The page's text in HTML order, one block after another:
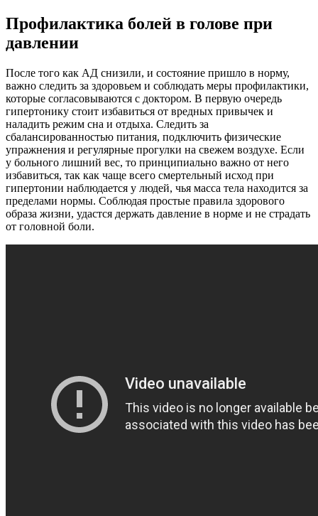
Профилактика болей в голове при
давлении
После того как АД снизили, и состояние пришло в норму,
важно следить за здоровьем и соблюдать меры профилактики,
которые согласовываются с доктором. В первую очередь
гипертонику стоит избавиться от вредных привычек и
наладить режим сна и отдыха. Следить за
сбалансированностью питания, подключить физические
упражнения и регулярные прогулки на свежем воздухе. Если
у больного лишний вес, то принципиально важно от него
избавиться, так как чаще всего смертельный исход при
гипертонии наблюдается у людей, чья масса тела находится за
пределами нормы. Соблюдая простые правила здорового
образа жизни, удастся держать давление в норме и не страдать
от головной боли.